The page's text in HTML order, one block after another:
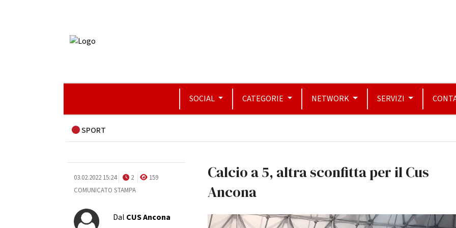
SOCIAL CATEGORIE NETWORK SERVIZI
SPORT
03.02.2022 15:24 2
159
COMUNICATO STAMPA
Dal CUS Ancona
Calcio a 5, altra sconfitta per il Cus
Ancona